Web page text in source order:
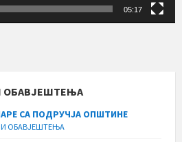
05:17
ОБАВЈЕШТЕЊА
СА ПОДРУЧЈА ОПШТИНЕ
ОБАВЈЕШТЕЊА